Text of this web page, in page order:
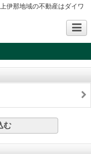
伊那地域の不動産はダイワ
む